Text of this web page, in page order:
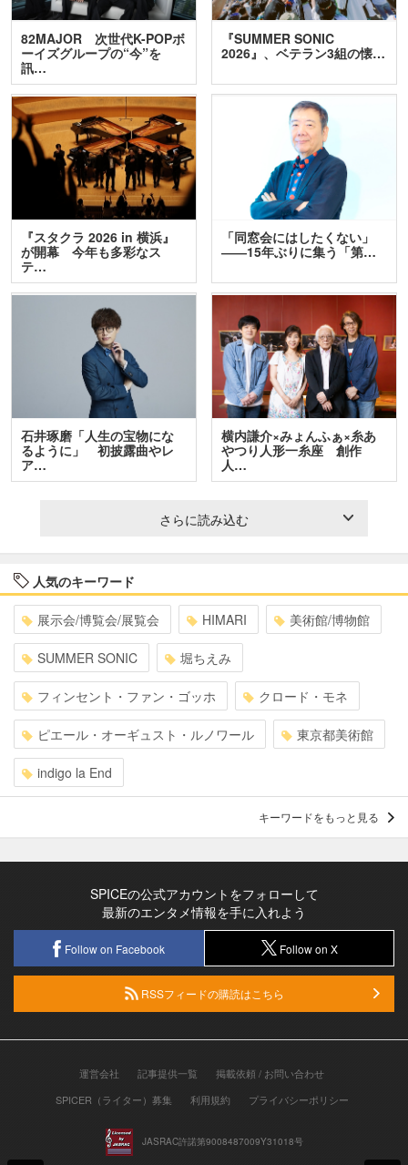
82MAJOR 次世代K-POPボ
ーイズグループの“今”を
訊…
『SUMMER SONIC
2026』、ベテラン3組の懐…
『スタクラ 2026 in 横浜』
が開幕 今年も多彩なス
テ…
「同窓会にはしたくない」
――15年ぶりに集う「第…
石井琢磨「人生の宝物にな
るように」 初披露曲やレ
ア…
横内謙介×みょんふぁ×糸あ
やつり人形一糸座 創作
人…
さらに読み込む
人気のキーワード
展示会/博覧会/展覧会 HIMARI 美術館/博物館
SUMMER SONIC 堀ちえみ
フィンセント・ファン・ゴッホ クロード・モネ
ピエール・オーギュスト・ルノワール 東京都美術館
indigo la End
キーワードをもっと見る
SPICEの公式アカウントをフォローして
最新のエンタメ情報を手に入れよう
Follow on Facebook Follow on X
RSSフィードの購読はこちら
運営会社 記事提供一覧
掲載依頼 / お問い合わせ
SPICER（ライター）募集
利用規約 プライバシーポリシー
JASRAC許諾第9008487009Y31018号